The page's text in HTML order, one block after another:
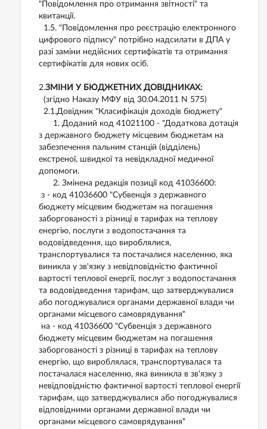
"Повідомлення про отримання звітності" та
квитанції.
1.5. "Повідомлення про реєстрацію електронного
цифрового підпису" потрібно надсилати в ДПА у
разі заміни недійсних сертифікатів та отримання
сертифікатів для нових осіб.
2.ЗМІНИ У БЮДЖЕТНИХ ДОВІДНИКАХ:
(згідно Наказу МФУ від 30.04.2011 N 575)
2.1.Довідник "Класифікація доходів бюджету"
1. Доданий код 41021100 - "Додаткова дотація
з державного бюджету місцевим бюджетам на
забезпечення пальним станцій (відділень)
екстреної, швидкої та невідкладної медичної
допомоги.
2. Змінена редакція позиції код 41036600:
з - код 41036600 "Субвенція з державного
бюджету місцевим бюджетам на погашення
заборгованості з різниці в тарифах на теплову
енергію, послуги з водопостачання та
водовідведення, що вироблялися,
транспортувалися та постачалися населенню, яка
виникла у зв'язку з невідповідністю фактичної
вартості теплової енергії, послуг з водопостачання
та водовідведення тарифам, що затверджувалися
або погоджувалися органами державної влади чи
органами місцевого самоврядування"
на - код 41036600 "Субвенція з державного
бюджету місцевим бюджетам на погашення
заборгованості з різниці в тарифах на теплову
енергію, що вироблялася, транспортувалася та
постачалася населенню, яка виникла в зв'язку з
невідповідністю фактичної вартості теплової енергії
тарифам, що затверджувалися або погоджувалися
відповідними органами державної влади чи
органами місцевого самоврядування"